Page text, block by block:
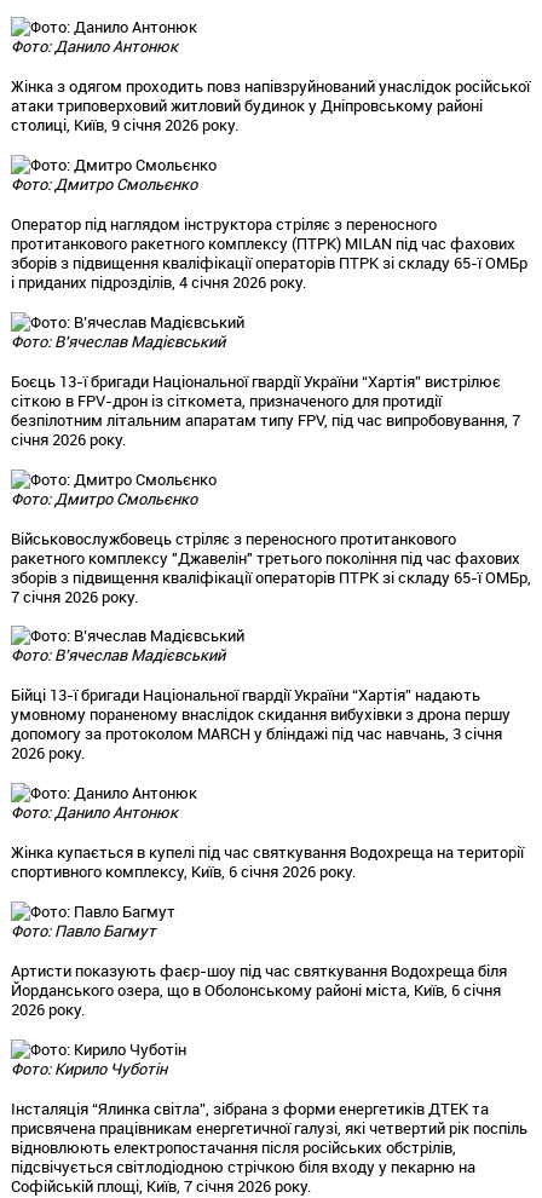
Фото: Данило Антонюк
Жінка з одягом проходить повз напівзруйнований унаслідок російської
атаки триповерховий житловий будинок у Дніпровському районі
столиці, Київ, 9 січня 2026 року.
Фото: Дмитро Смольєнко
Оператор під наглядом інструктора стріляє з переносного
протитанкового ракетного комплексу (ПТРК) MILAN під час фахових
зборів з підвищення кваліфікації операторів ПТРК зі складу 65-ї ОМБр
і приданих підрозділів, 4 січня 2026 року.
Фото: В’ячеслав Мадієвський
Боєць 13-ї бригади Національної гвардії України “Хартія” вистрілює
сіткою в FPV-дрон із сіткомета, призначеного для протидії
безпілотним літальним апаратам типу FPV, під час випробовування, 7
січня 2026 року.
Фото: Дмитро Смольєнко
Військовослужбовець стріляє з переносного протитанкового
ракетного комплексу "Джавелін" третього покоління під час фахових
зборів з підвищення кваліфікації операторів ПТРК зі складу 65-ї ОМБр,
7 січня 2026 року.
Фото: В’ячеслав Мадієвський
Бійці 13-ї бригади Національної гвардії України “Хартія” надають
умовному пораненому внаслідок скидання вибухівки з дрона першу
допомогу за протоколом MARCH у бліндажі під час навчань, 3 січня
2026 року.
Фото: Данило Антонюк
Жінка купається в купелі під час святкування Водохреща на території
спортивного комплексу, Київ, 6 січня 2026 року.
Фото: Павло Багмут
Артисти показують фаєр-шоу під час святкування Водохреща біля
Йорданського озера, що в Оболонському районі міста, Київ, 6 січня
2026 року.
Фото: Кирило Чуботін
Інсталяція “Ялинка світла”, зібрана з форми енергетиків ДТЕК та
присвячена працівникам енергетичної галузі, які четвертий рік поспіль
відновлюють електропостачання після російських обстрілів,
підсвічується світлодіодною стрічкою біля входу у пекарню на
Софійській площі, Київ, 7 січня 2026 року.